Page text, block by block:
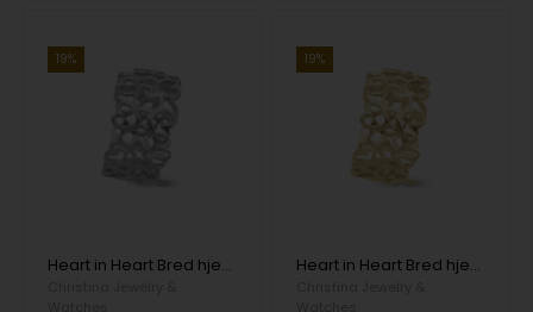
19%
Heart in Heart Bred hjertering i 925 sterling sølv fra Christina Jewelry
19%
Heart in Heart Bred hjertering i 925 Forgyldt sølv fra Christina Jewelry